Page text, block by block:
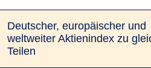
Deutscher, europäischer und
weltweiter Aktienindex zu
Teilen